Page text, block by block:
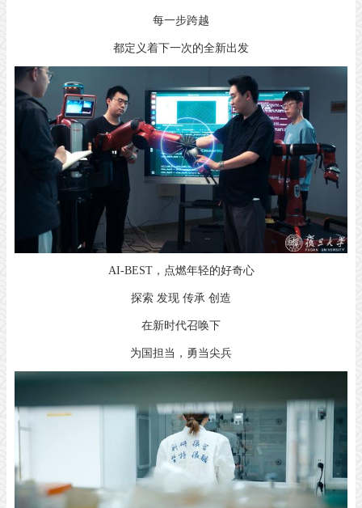
每一步跨越
都定义着下一次的全新出发
AI-BEST，点燃年轻的好奇心
探索 发现 传承 创造
在新时代召唤下
为国担当，勇当尖兵